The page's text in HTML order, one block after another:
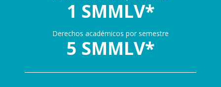
1 SMMLV*
Derechos académicos por semestre
5 SMMLV*